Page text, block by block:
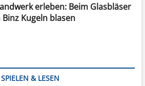
erleben: Beim Glasbläser
Binz Kugeln blasen
SPIELEN & LESEN